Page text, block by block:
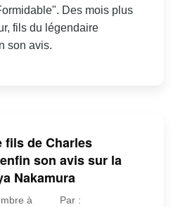
Des mois plus
fils du légendaire
son avis.
fils de Charles
son avis sur la
Nakamura
à
Par :